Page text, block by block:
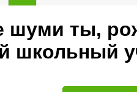
ты,
школьный